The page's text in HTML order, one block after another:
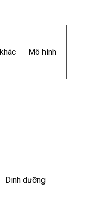
Mô hình
Dinh dưỡng